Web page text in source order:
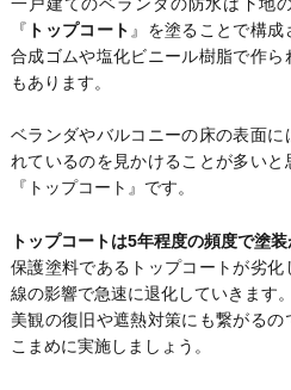
『 トップコート 』を塗ることで構
合成ゴムや塩化ビニール樹脂で作ら
もあります。
ベランダやバルコニーの床の表面
れているのを見かけることが多い
『トップコート』です。
トップコートは5年程度の頻度で塗装
保護塗料であるトップコートが劣
線の影響で急速に退化していきます。
美観の復旧や遮熱対策にも繋がる
こまめに実施しましょう。